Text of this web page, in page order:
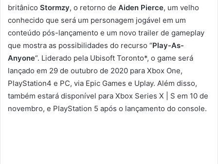
britânico Stormzy, o retorno de Aiden Pierce, um velho
conhecido que será um personagem jogável em um
conteúdo pós-lançamento e um novo trailer de gameplay
que mostra as possibilidades do recurso “Play-As-
Anyone“. Liderado pela Ubisoft Toronto*, o game será
lançado em 29 de outubro de 2020 para Xbox One,
PlayStation4 e PC, via Epic Games e Uplay. Além disso,
também estará disponível para Xbox Series X | S em 10 de
novembro, e PlayStation 5 após o lançamento do console.